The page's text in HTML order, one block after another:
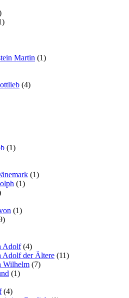
Martin (1)
(4)
(1)
(1)
(1)
(1)
Adolf(4)
Adolf der Ältere (11)
Wilhelm (7)
(1)
(4)